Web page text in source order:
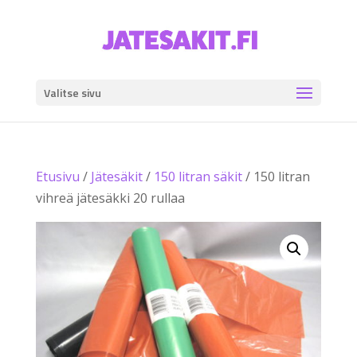
Valitse sivu
Etusivu / Jätesäkit/ 150 litran säkit/ 150 litran
vihreä jätesäkki 20 rullaa